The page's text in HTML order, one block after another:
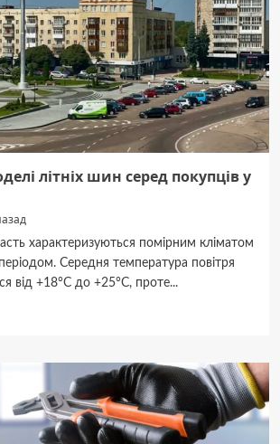
літніх шин серед покупців у
характеризуються помірним кліматом
Середня температура повітря
від +18°C до +25°C, проте...